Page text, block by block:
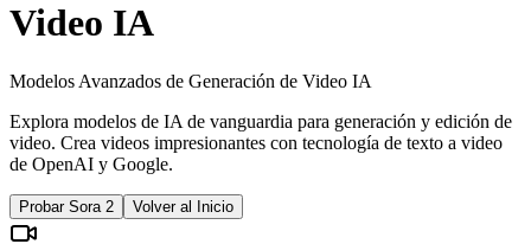
Video IA
Modelos Avanzados de Generación de Video IA
Explora modelos de IA de vanguardia para generación y edición de
video. Crea videos impresionantes con tecnología de texto a video
de OpenAI y Google.
Probar Sora 2 Volver al Inicio